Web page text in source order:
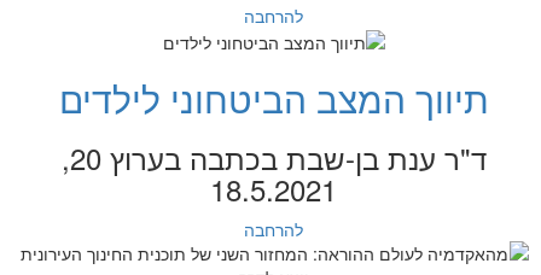
להרחבה
תיווך המצב הביטחוני לילדים
ד"ר ענת בן-שבת בכתבה בערוץ 20,
18.5.2021
להרחבה